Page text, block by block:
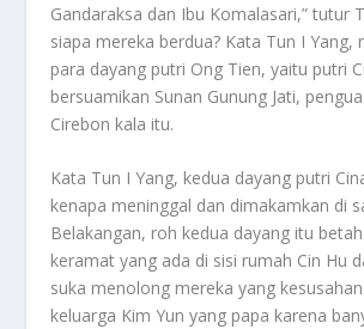
Gandaraksa dan Ibu Komalasari,” tutur
siapa mereka berdua? Kata Tun I Yang,
para dayang putri Ong Tien, yaitu putri
bersuamikan Sunan Gunung Jati,
Cirebon kala itu.
Kata Tun I Yang, kedua dayang putri
kenapa meninggal dan dimakamkan di
Belakangan, roh kedua dayang itu
keramat yang ada di sisi rumah Cin Hu
suka menolong mereka yang
keluarga Kim Yun yang papa karena